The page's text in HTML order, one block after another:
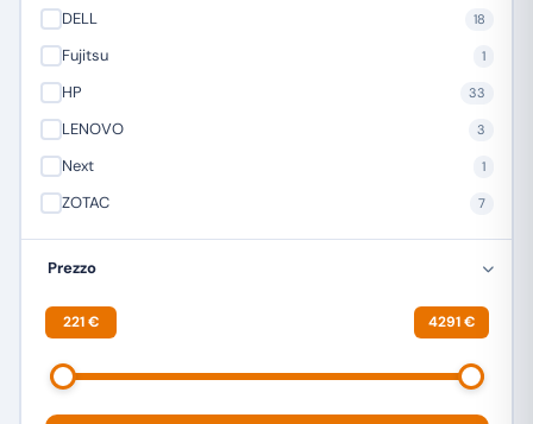
DELL 18
Fujitsu 1
HP 33
LENOVO 3
Next 1
ZOTAC 7
Prezzo
221 € 4291 €